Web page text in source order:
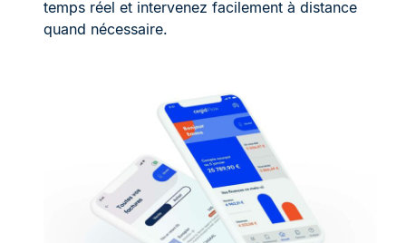
temps réel et intervenez facilement à distance
quand nécessaire.